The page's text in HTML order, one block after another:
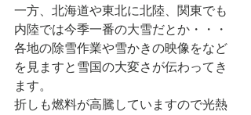
一方、北海道や東北に北陸、関東でも
内陸では今季一番の大雪だとか・・・
各地の除雪作業や雪かきの映像をなど
を見ますと雪国の大変さが伝わってき
ます。
折しも燃料が高騰していますので光熱